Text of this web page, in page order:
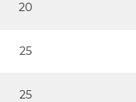
20
25
25